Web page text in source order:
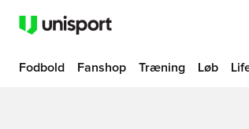
Fodbold Fanshop Træning Løb